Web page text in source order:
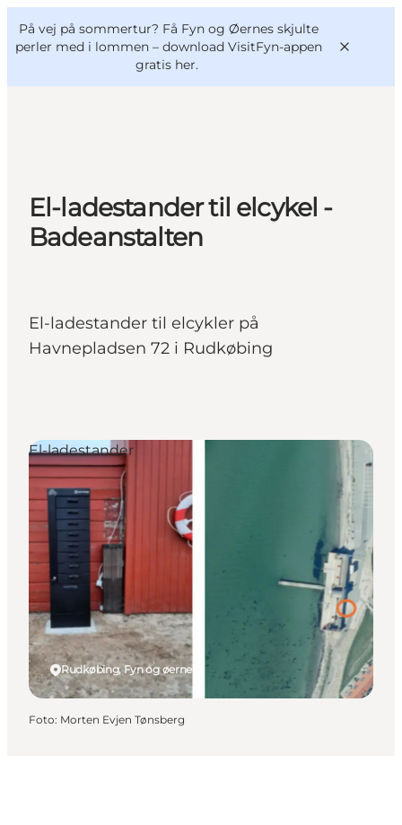
På vej på sommertur? Få Fyn og Øernes skjulte
perler med i lommen – download VisitFyn-appen
gratis her.
Oplevelser
Outdoor
Mad og drikke
VisitFyn
Deutsch
El-ladestander til elcykel -
Badeanstalten
El-ladestander til elcykler på
Havnepladsen 72 i Rudkøbing
Rudkøbing, Fyn og øerne
El-ladestander
Foto: Morten Evjen Tønsberg